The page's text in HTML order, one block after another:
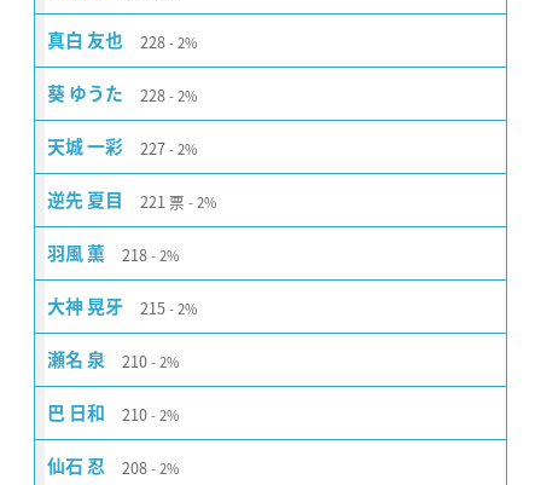
真白 友也 228 2%
葵 ゆうた 228 2%
天城 一彩 227 2%
逆先 夏目 221 票 2%
羽風 薫 218 2%
大神 晃牙 215 2%
瀬名 泉 210 2%
巴 日和 210 2%
仙石 忍 208 2%